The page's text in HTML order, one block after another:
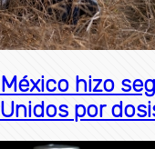
México hizo
Unidos por